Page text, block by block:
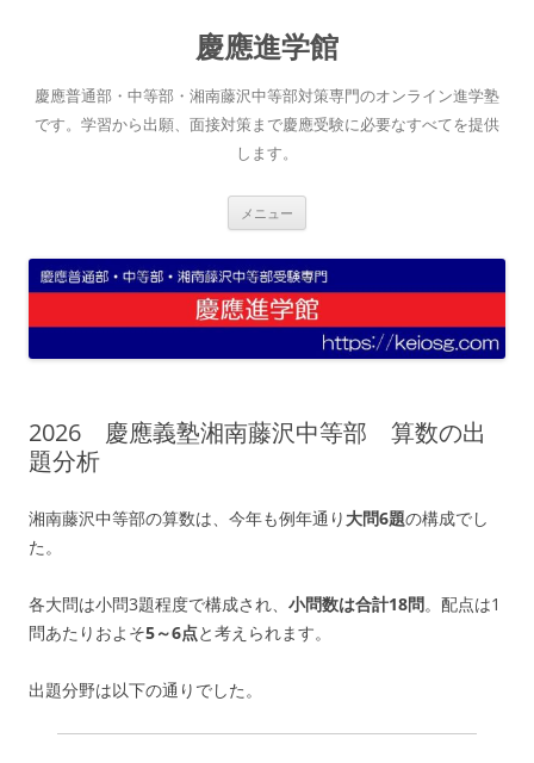
へ
ス
キ
慶應進学館
慶應普通部・中等部・湘南藤沢中等部対策専門のオンライン進学塾
です。学習から出願、面接対策まで慶應受験に必要なすべてを提供
します。
メニュー
2026 慶應義塾湘南藤沢中等部 算数の出
題分析
湘南藤沢中等部の算数は、今年も例年通り 大問6題の構成でし
た。
各大問は小問3題程度で構成され、 小問数は合計18問。配点は1
問あたりおよそ5～6点と考えられます。
出題分野は以下の通りでした。